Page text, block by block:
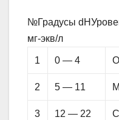
№Градусы
мг-экв/л
1 0 — 4
2 5 — 11
3 12 — 22